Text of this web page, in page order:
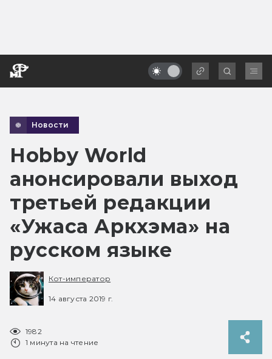
Новости
Hobby World
анонсировали выход
третьей редакции
«Ужаса Аркхэма» на
русском языке
Кот-император
14 августа 2019 г.
1982
1 минута на чтение